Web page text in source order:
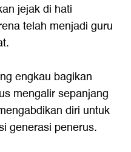
jejak di hati
telah menjadi guru
engkau bagikan
mengalir sepanjang
diri untuk
generasi penerus.